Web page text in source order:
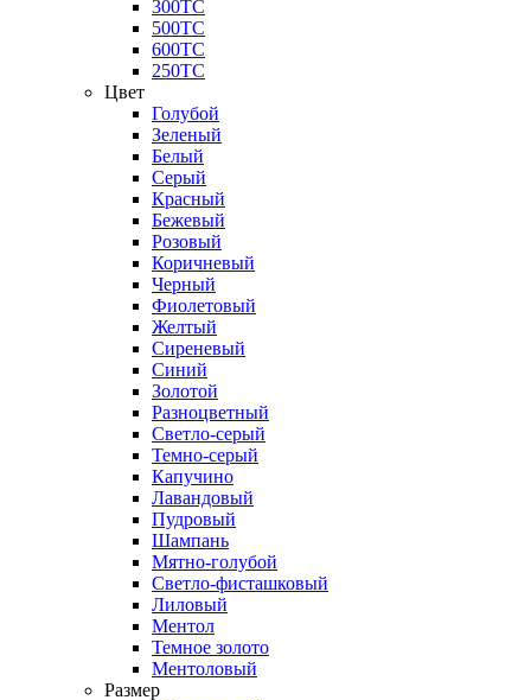
300ТС
500ТС
600ТС
250ТС
Цвет
Голубой
Зеленый
Белый
Серый
Красный
Бежевый
Розовый
Коричневый
Черный
Фиолетовый
Желтый
Сиреневый
Синий
Золотой
Разноцветный
Светло-серый
Темно-серый
Капучино
Лавандовый
Пудровый
Шампань
Мятно-голубой
Светло-фисташковый
Лиловый
Ментол
Темное золото
Ментоловый
Размер